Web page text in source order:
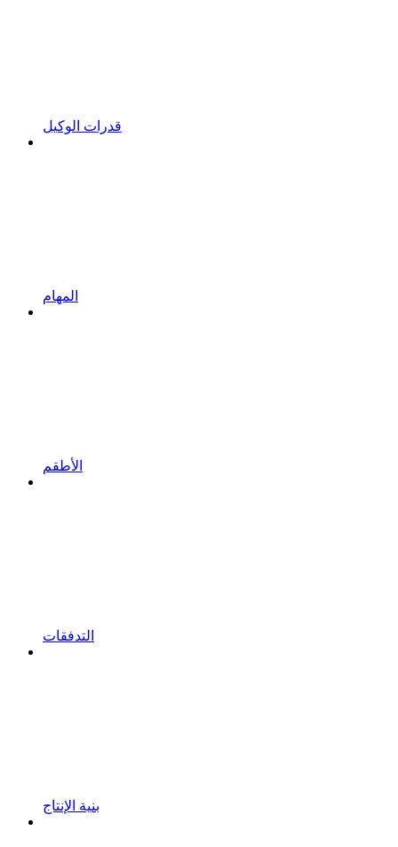
قدرات الوكيل
المهام
الأطقم
التدفقات
بنية الإنتاج